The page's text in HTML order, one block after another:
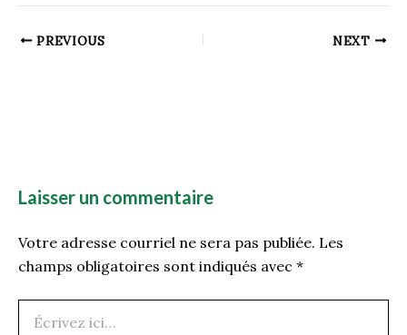
PREVIOUS NEXT
Laisser un commentaire
Votre adresse courriel ne sera pas publiée. Les
champs obligatoires sont indiqués avec *
ici…